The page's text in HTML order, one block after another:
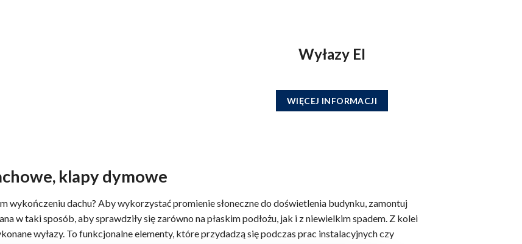
Wyłazy EI
WIĘCEJ INFORMACJI
klapy dymowe
wykończeniu dachu? Aby wykorzystać promienie słoneczne do doświetlenia budynku, zamontuj
w taki sposób, aby sprawdziły się zarówno na płaskim podłożu, jak i z niewielkim spadem. Z kolei
wyłazy. To funkcjonalne elementy, które przydadzą się podczas prac instalacyjnych czy